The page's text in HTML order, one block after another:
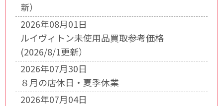
新）
2026年08月01日
ルイヴィトン未使用品買取参考価格
(2026/8/1更新）
2026年07月30日
８月の店休日・夏季休業
2026年07月04日